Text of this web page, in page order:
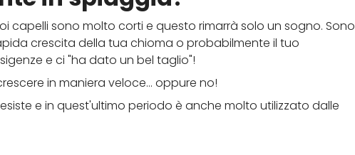
capelli sono molto corti e questo rimarrà solo un sogno. Sono
crescita della tua chioma o probabilmente il tuo
e ci "ha dato un bel taglio"!
in maniera veloce... oppure no!
e in quest'ultimo periodo è anche molto utilizzato dalle